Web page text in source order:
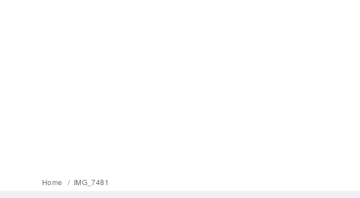
Home IMG_7481